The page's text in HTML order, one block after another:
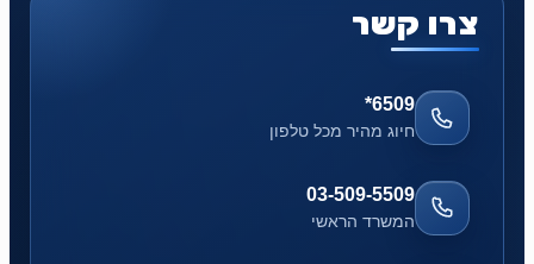
צרו קשר
*6509
חיוג מהיר מכל טלפון
03-509-5509
המשרד הראשי